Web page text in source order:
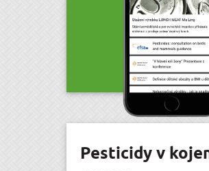
Pesticidy v